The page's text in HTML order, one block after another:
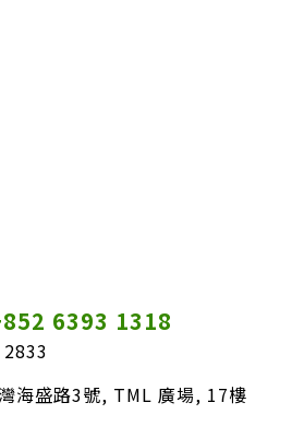
6393 1318
海盛路3號, TML 廣場, 17樓